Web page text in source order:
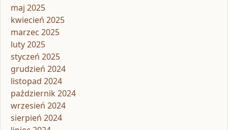
maj 2025
kwiecień 2025
marzec 2025
luty 2025
styczeń 2025
grudzień 2024
listopad 2024
październik 2024
wrzesień 2024
sierpień 2024